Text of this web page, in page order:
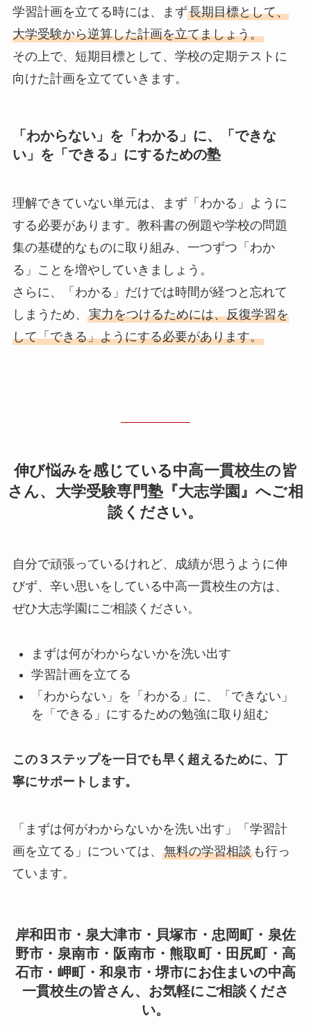
学習計画を立てる時には、まず長期目標として、
大学受験から逆算した計画を立てましょう。
その上で、短期目標として、学校の定期テストに
向けた計画を立てていきます。
「わからない」を「わかる」に、「できな
い」を「できる」にするための塾
理解できていない単元は、まず「わかる」ように
する必要があります。教科書の例題や学校の問題
集の基礎的なものに取り組み、一つずつ「わか
る」ことを増やしていきましょう。
さらに、「わかる」だけでは時間が経つと忘れて
しまうため、 実力をつけるためには、反復学習を
して「できる」ようにする必要があります。
伸び悩みを感じている中高一貫校生の皆
さん、大学受験専門塾『大志学園』へご相
談ください。
自分で頑張っているけれど、成績が思うように伸
びず、辛い思いをしている中高一貫校生の方は、
ぜひ大志学園にご相談ください。
まずは何がわからないかを洗い出す
学習計画を立てる
「わからない」を「わかる」に、「できない」
を「できる」にするための勉強に取り組む
この３ステップを一日でも早く超えるために、丁
寧にサポートします。
「まずは何がわからないかを洗い出す」「学習計
画を立てる」については、 無料の学習相談も行っ
ています。
岸和田市・泉大津市・貝塚市・忠岡町・泉佐
野市・泉南市・阪南市・熊取町・田尻町・高
石市・岬町・和泉市・堺市にお住まいの中高
一貫校生の皆さん、お気軽にご相談くださ
い。